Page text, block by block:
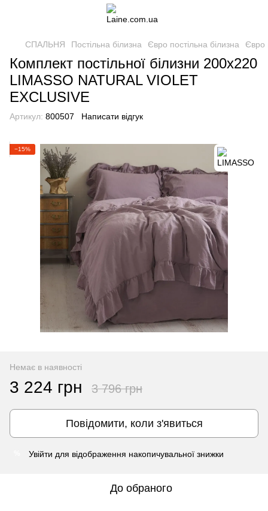
СПАЛЬНЯ Постільна білизна Євро постільна білизна Євро
Комплект постільної білизни 200x220
LIMASSO NATURAL VIOLET
EXCLUSIVE
Артикул: 800507 Написати відгук
−15%
Немає в наявності
3 224 грн 3 796 грн
Повідомити, коли з'явиться
Увійти для відображення накопичувальної знижки
До обраного